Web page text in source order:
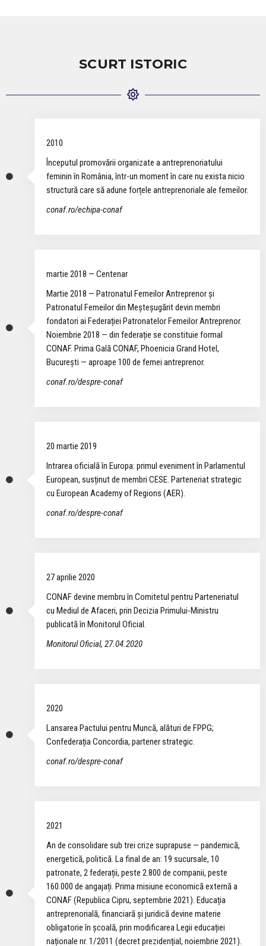
SCURT ISTORIC
2010
Începutul promovării organizate a antreprenoriatului
feminin în România, într-un moment în care nu exista nicio
structură care să adune forțele antreprenoriale ale femeilor.
conaf.ro/echipa-conaf
martie 2018 — Centenar
Martie 2018 — Patronatul Femeilor Antreprenor și
Patronatul Femeilor din Meșteșugărit devin membri
fondatori ai Federației Patronatelor Femeilor Antreprenor.
Noiembrie 2018 — din federație se constituie formal
CONAF. Prima Gală CONAF, Phoenicia Grand Hotel,
București — aproape 100 de femei antreprenor.
conaf.ro/despre-conaf
20 martie 2019
Intrarea oficială în Europa: primul eveniment în Parlamentul
European, susținut de membri CESE. Parteneriat strategic
cu European Academy of Regions (AER).
conaf.ro/despre-conaf
27 aprilie 2020
CONAF devine membru în Comitetul pentru Parteneriatul
cu Mediul de Afaceri, prin Decizia Primului-Ministru
publicată în Monitorul Oficial.
Monitorul Oficial, 27.04.2020
2020
Lansarea Pactului pentru Muncă, alături de FPPG;
Confederația Concordia, partener strategic.
conaf.ro/despre-conaf
2021
An de consolidare sub trei crize suprapuse — pandemică,
energetică, politică. La final de an: 19 sucursale, 10
patronate, 2 federații, peste 2.800 de companii, peste
160.000 de angajați. Prima misiune economică externă a
CONAF (Republica Cipru, septembrie 2021). Educația
antreprenorială, financiară și juridică devine materie
obligatorie în școală, prin modificarea Legii educației
naționale nr. 1/2011 (decret prezidențial, noiembrie 2021).